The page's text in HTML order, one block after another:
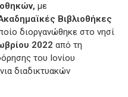
με
Βιβλιοθήκες
διοργανώθηκε στο νησί
2022 από τη
του Ιονίου
διαδικτυακών